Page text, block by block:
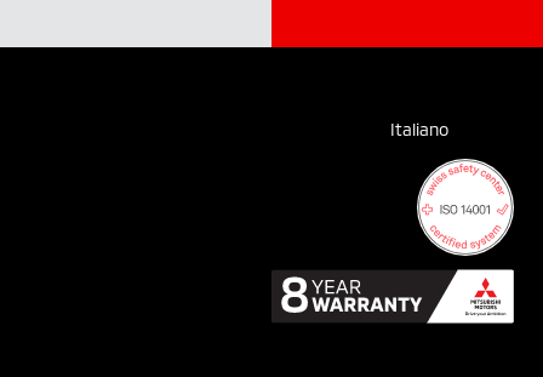
Italiano